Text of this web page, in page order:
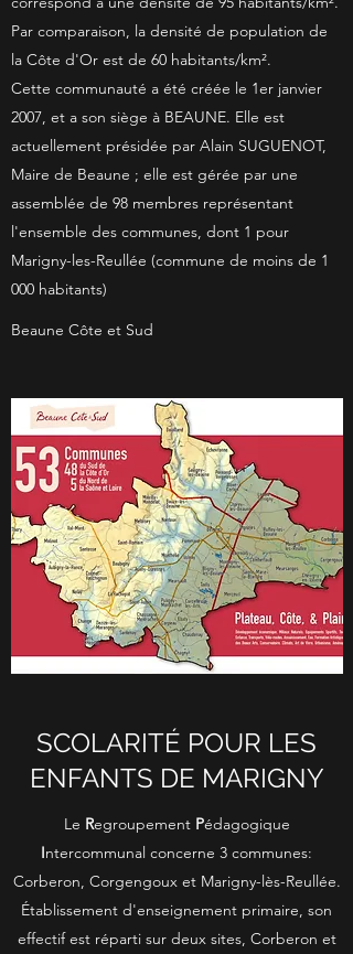
Par comparaison, la densité de population de
la Côte d'Or est de 60 habitants/km².
Cette communauté a été créée le 1er janvier
2007, et a son siège à BEAUNE. Elle est
actuellement présidée par Alain SUGUENOT,
Maire de Beaune ; elle est gérée par une
assemblée de 98 membres représentant
l'ensemble des communes, dont 1 pour
Marigny-les-Reullée (commune de moins de 1
000 habitants)
Beaune Côte et Sud
SCOLARITÉ POUR LES
ENFANTS DE MARIGNY
Le Regroupement Pédagogique
Intercommunal concerne 3 communes:
Corberon, Corgengoux et Marigny-lès-Reullée.
Établissement d'enseignement primaire, son
effectif est réparti sur deux sites, Corberon et